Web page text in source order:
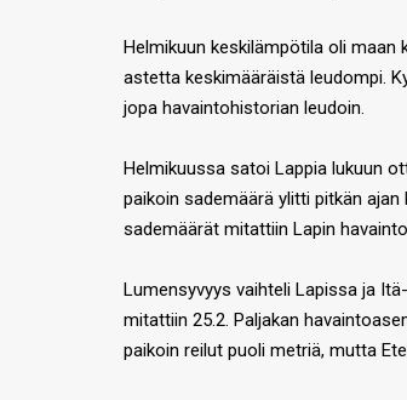
Helmikuun keskilämpötila oli maan
astetta keskimääräistä leudompi.
jopa havaintohistorian leudoin.
Helmikuussa satoi Lappia lukuun
paikoin sademäärä ylitti pitkän
sademäärät mitattiin Lapin
Lumensyvyys vaihteli Lapissa ja
mitattiin 25.2. Paljakan
paikoin reilut puoli metriä, mutta